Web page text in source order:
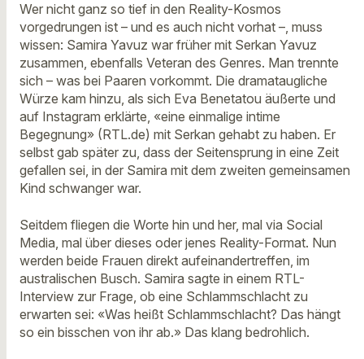
Wer nicht ganz so tief in den Reality-Kosmos
vorgedrungen ist – und es auch nicht vorhat –, muss
wissen: Samira Yavuz war früher mit Serkan Yavuz
zusammen, ebenfalls Veteran des Genres. Man trennte
sich – was bei Paaren vorkommt. Die dramataugliche
Würze kam hinzu, als sich Eva Benetatou äußerte und
auf Instagram erklärte, «eine einmalige intime
Begegnung» (RTL.de) mit Serkan gehabt zu haben. Er
selbst gab später zu, dass der Seitensprung in eine Zeit
gefallen sei, in der Samira mit dem zweiten gemeinsamen
Kind schwanger war.
Seitdem fliegen die Worte hin und her, mal via Social
Media, mal über dieses oder jenes Reality-Format. Nun
werden beide Frauen direkt aufeinandertreffen, im
australischen Busch. Samira sagte in einem RTL-
Interview zur Frage, ob eine Schlammschlacht zu
erwarten sei: «Was heißt Schlammschlacht? Das hängt
so ein bisschen von ihr ab.» Das klang bedrohlich.